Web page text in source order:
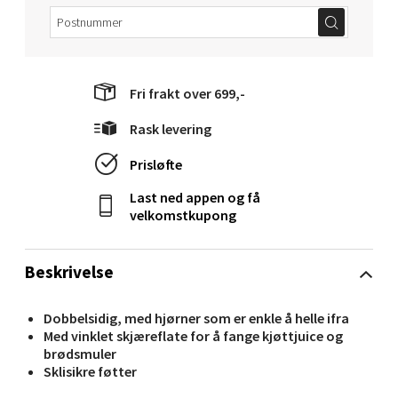
Beskrivelse
Dobbelsidig, med hjørner som er enkle å helle ifra
Med vinklet skjæreflate for å fange kjøttjuice og
brødsmuler
Sklisikre føtter
Fri frakt over 699,-
Rask levering
Prisløfte
Last ned appen og få
velkomstkupong
Torget 1, 6413 Molde
Åpent i dag 10-20
Narvik - Thon Senter
Malmporten
Bolagsgata 1, 8514 Narvik
Åpent i dag 10-20